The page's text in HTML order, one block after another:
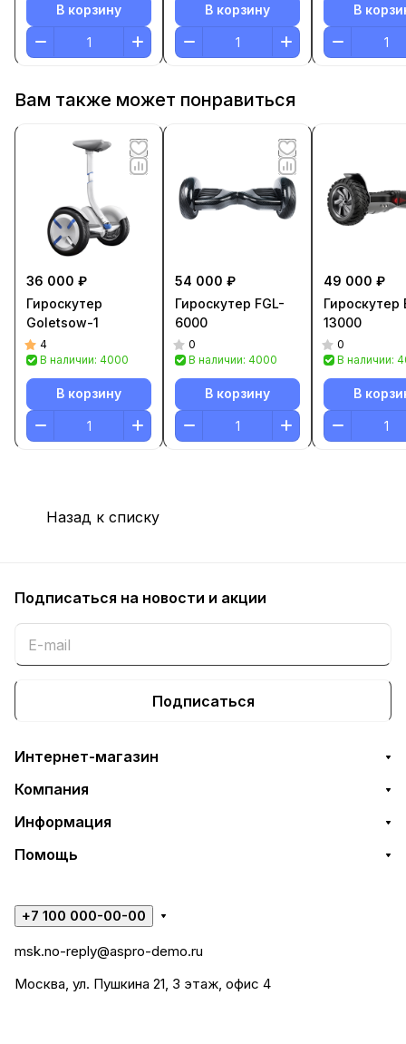
В корзину В корзину В
Вам также может понравиться
36 000 ₽
Гироскутер
Goletsow-1
4
В наличии: 4000
В корзину
54 000 ₽
Гироскутер FGL-
6000
0
В наличии: 4000
В корзину
49 000 ₽
Гироскутер
13000
0
В наличии:
В
Назад к списку
Подписаться на новости и акции
Подписаться
Интернет-магазин
Компания
Информация
Помощь
+7 100 000-00-00
msk.no-reply@aspro-demo.ru
Москва, ул. Пушкина 21, 3 этаж, офис 4